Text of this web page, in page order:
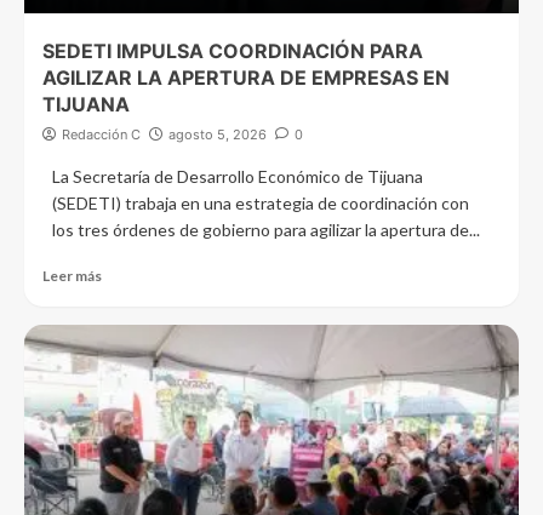
SEDETI IMPULSA COORDINACIÓN PARA
AGILIZAR LA APERTURA DE EMPRESAS EN
TIJUANA
Redacción C agosto 5, 2026 0
La Secretaría de Desarrollo Económico de Tijuana
(SEDETI) trabaja en una estrategia de coordinación con
los tres órdenes de gobierno para agilizar la apertura de...
Leer más